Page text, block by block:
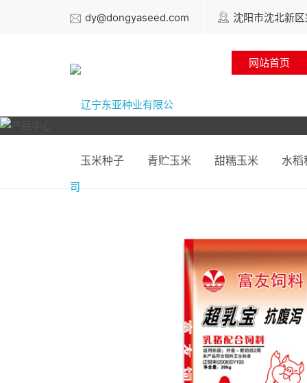
dy@dongyaseed.com 沈阳市沈北新
网站首页
玉米种子 青贮玉米 甜糯玉米 水稻